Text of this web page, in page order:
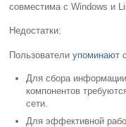
совместима с Windows и
Недостатки:
Пользователиупоминают
Для сбора
компонентов
сети.
Для эффективной